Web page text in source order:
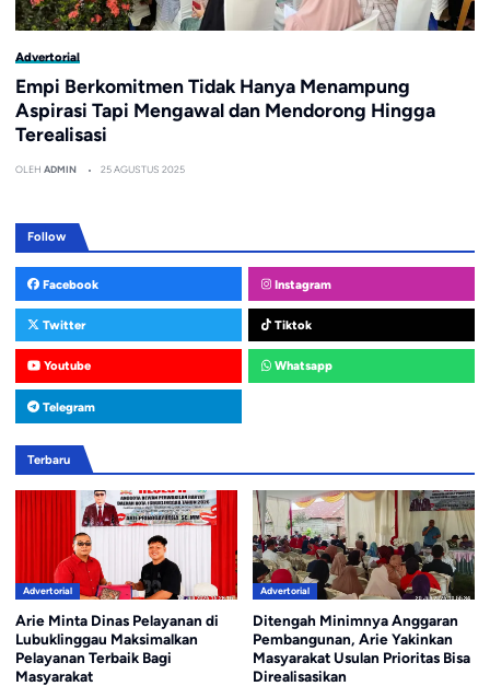
Advertorial
Empi Berkomitmen Tidak Hanya Menampung
Aspirasi Tapi Mengawal dan Mendorong Hingga
Terealisasi
OLEH ADMIN 25 AGUSTUS 2025
Follow
Facebook Instagram
Twitter Tiktok
Youtube Whatsapp
Telegram
Terbaru
Advertorial
Arie Minta Dinas Pelayanan di
Lubuklinggau Maksimalkan
Pelayanan Terbaik Bagi
Masyarakat
Advertorial
Ditengah Minimnya Anggaran
Pembangunan, Arie Yakinkan
Masyarakat Usulan Prioritas Bisa
Direalisasikan